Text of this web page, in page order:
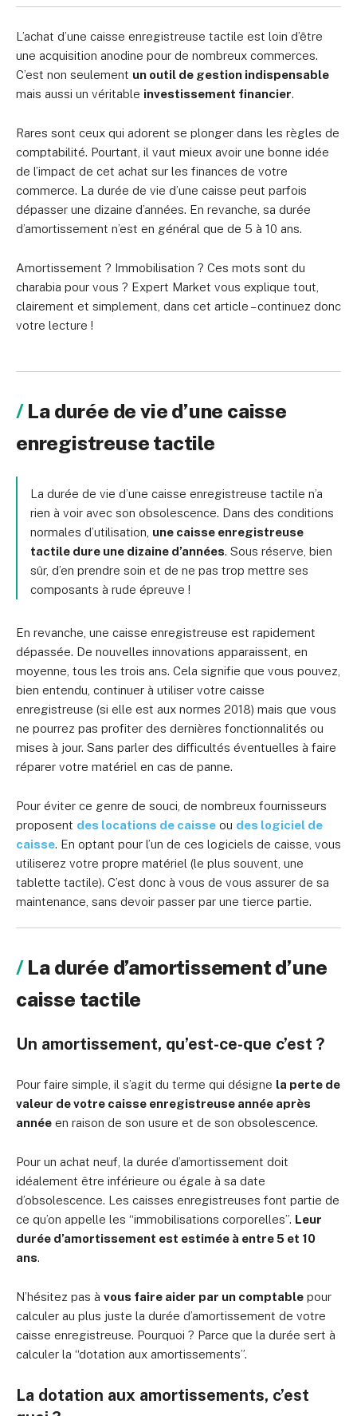
L’achat d’une caisse enregistreuse tactile est loin d’être
une acquisition anodine pour de nombreux commerces.
C’est non seulement un outil de gestion indispensable
mais aussi un véritable investissement financier.
Rares sont ceux qui adorent se plonger dans les règles de
comptabilité. Pourtant, il vaut mieux avoir une bonne idée
de l’impact de cet achat sur les finances de votre
commerce. La durée de vie d’une caisse peut parfois
dépasser une dizaine d’années. En revanche, sa durée
d’amortissement n’est en général que de 5 à 10 ans.
Amortissement ? Immobilisation ? Ces mots sont du
charabia pour vous ? Expert Market vous explique tout,
clairement et simplement, dans cet article – continuez donc
votre lecture !
La durée de vie d’une caisse
enregistreuse tactile
La durée de vie d’une caisse enregistreuse tactile n’a
rien à voir avec son obsolescence. Dans des conditions
normales d’utilisation, une caisse enregistreuse
tactile dure une dizaine d’années. Sous réserve, bien
sûr, d’en prendre soin et de ne pas trop mettre ses
composants à rude épreuve !
En revanche, une caisse enregistreuse est rapidement
dépassée. De nouvelles innovations apparaissent, en
moyenne, tous les trois ans. Cela signifie que vous pouvez,
bien entendu, continuer à utiliser votre caisse
enregistreuse (si elle est aux normes 2018) mais que vous
ne pourrez pas profiter des dernières fonctionnalités ou
mises à jour. Sans parler des difficultés éventuelles à faire
réparer votre matériel en cas de panne.
Pour éviter ce genre de souci, de nombreux fournisseurs
proposent des locations de caisse ou des logiciel de
caisse. En optant pour l’un de ces logiciels de caisse, vous
utiliserez votre propre matériel (le plus souvent, une
tablette tactile). C’est donc à vous de vous assurer de sa
maintenance, sans devoir passer par une tierce partie.
La durée d’amortissement d’une
caisse tactile
Un amortissement, qu’est-ce-que c’est ?
Pour faire simple, il s’agit du terme qui désigne la perte de
valeur de votre caisse enregistreuse année après
année en raison de son usure et de son obsolescence.
Pour un achat neuf, la durée d’amortissement doit
idéalement être inférieure ou égale à sa date
d’obsolescence. Les caisses enregistreuses font partie de
ce qu’on appelle les “immobilisations corporelles”. Leur
durée d’amortissement est estimée à entre 5 et 10
ans.
N’hésitez pas à vous faire aider par un comptable pour
calculer au plus juste la durée d’amortissement de votre
caisse enregistreuse. Pourquoi ? Parce que la durée sert à
calculer la “dotation aux amortissements”.
La dotation aux amortissements, c’est